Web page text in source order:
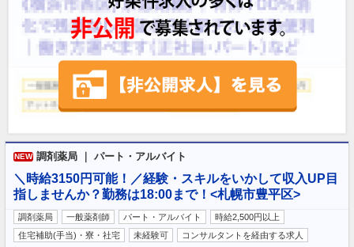
NEW 調剤薬局 ｜ パート・アルバイト
＼時給3150円可能！／経験・スキルをいかして収入UP目
指しませんか？勤務は18:00まで！<札幌市豊平区>
調剤薬局 一般薬剤師 パート・アルバイト
時給2,500円以上
住宅補助(手当)・寮・社宅
未経験可 コンサルタントを経由する求人